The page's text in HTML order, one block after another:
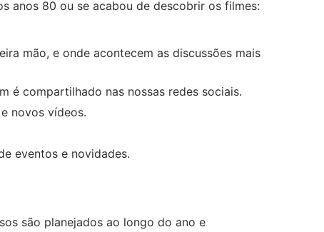
anos 80 ou se acabou de descobrir os filmes:
mão, e onde acontecem as discussões mais
é compartilhado nas nossas redes sociais.
novos vídeos.
eventos e novidades.
são planejados ao longo do ano e